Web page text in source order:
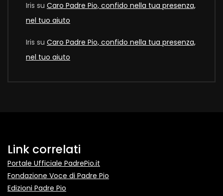
Iris su Caro Padre Pio, confido nella tua presenza,
nel tuo aiuto
Iris su Caro Padre Pio, confido nella tua presenza,
nel tuo aiuto
Link correlati
Portale Ufficiale PadrePio.it
Fondazione Voce di Padre Pio
Edizioni Padre Pio